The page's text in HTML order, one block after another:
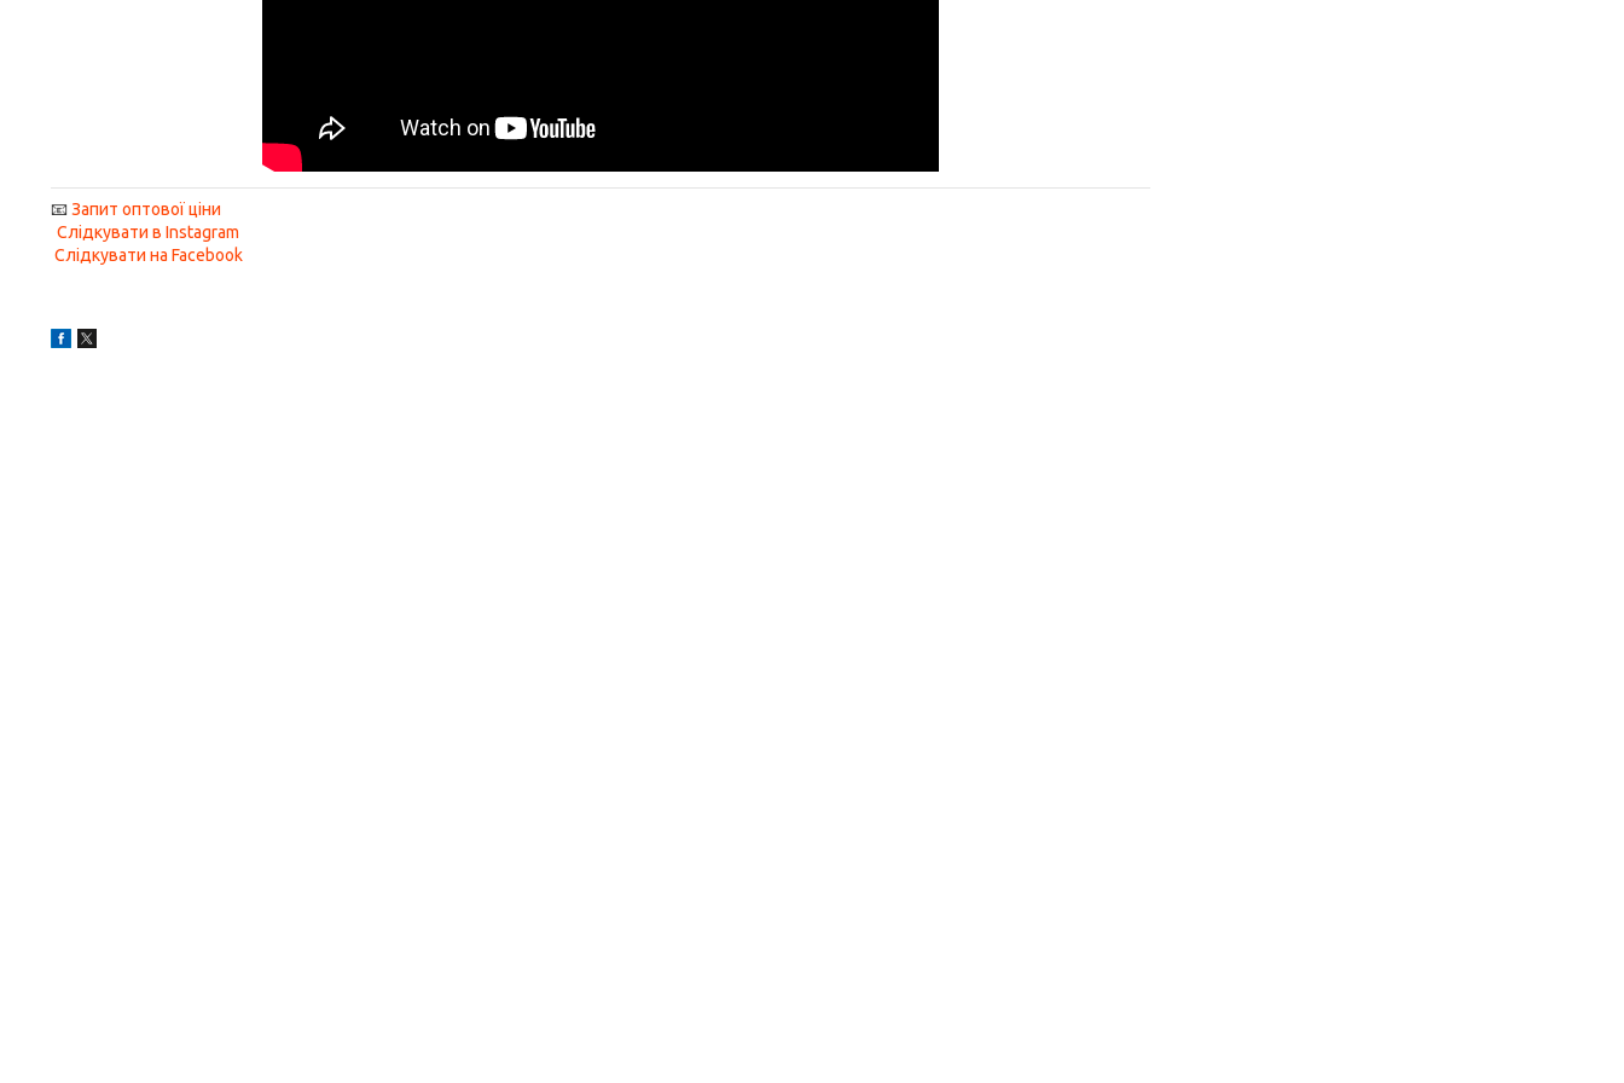
📧Запит оптової ціни
Слідкувати в Instagram
Слідкувати на Facebook